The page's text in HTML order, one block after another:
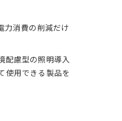
力消費の削減だけ
配慮型の照明導入
使用できる製品を